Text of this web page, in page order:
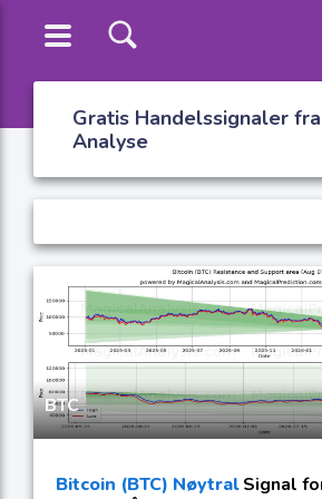
Gratis Handelssignaler
Analyse
BTC
Bitcoin (BTC) NøytralSignal